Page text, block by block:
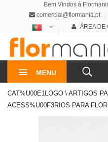
Bem Vindos à
comercial@flormania.pt
ÁREA DE
MENU
CAT%U00E1LOGO \ ARTIGOS
ACESS%U00F3RIOS PARA